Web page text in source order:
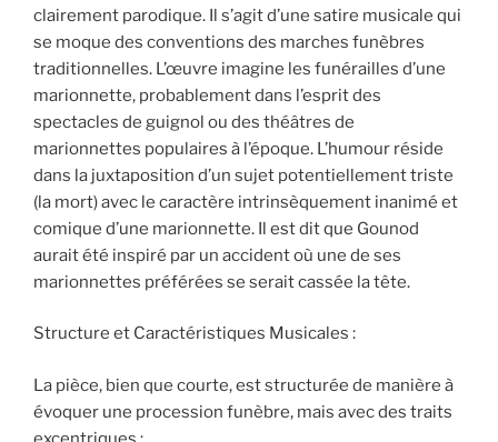
clairement parodique. Il s’agit d’une satire musicale qui
se moque des conventions des marches funèbres
traditionnelles. L’œuvre imagine les funérailles d’une
marionnette, probablement dans l’esprit des
spectacles de guignol ou des théâtres de
marionnettes populaires à l’époque. L’humour réside
dans la juxtaposition d’un sujet potentiellement triste
(la mort) avec le caractère intrinsèquement inanimé et
comique d’une marionnette. Il est dit que Gounod
aurait été inspiré par un accident où une de ses
marionnettes préférées se serait cassée la tête.
Structure et Caractéristiques Musicales :
La pièce, bien que courte, est structurée de manière à
évoquer une procession funèbre, mais avec des traits